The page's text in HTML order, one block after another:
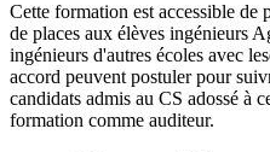
Cette formation est accessible de
de places aux élèves ingénieurs
ingénieurs d'autres écoles avec
accord peuvent postuler pour
candidats admis au CS adossé à
formation comme auditeur.